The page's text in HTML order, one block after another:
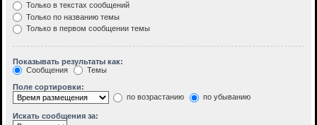
Только в текстах сообщений
Только по названию темы
Только в первом сообщении темы
Показывать результаты как:
Сообщения
Темы
Поле сортировки:
по возрастанию
по убыванию
Искать сообщения за: